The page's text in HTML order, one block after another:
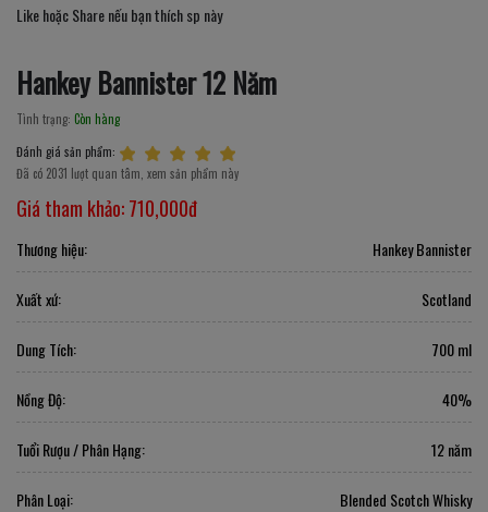
Like hoặc Share nếu bạn thích sp này
Hankey Bannister 12 Năm
Tình trạng: Còn hàng
Đánh giá sản phẩm:
Đã có 2031 lượt quan tâm, xem sản phẩm này
Giá tham khảo:710,000đ
Thương hiệu: Hankey Bannister
Xuất xứ: Scotland
Dung Tích: 700 ml
Nồng Độ: 40%
Tuổi Rượu / Phân Hạng: 12 năm
Phân Loại: Blended Scotch Whisky